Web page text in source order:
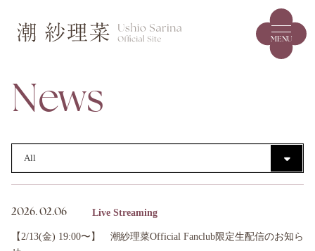
MENU
News
2026. 02.06 Live Streaming
【2/13(金) 19:00〜】 潮紗理菜Official Fanclub限定生配信のお知ら